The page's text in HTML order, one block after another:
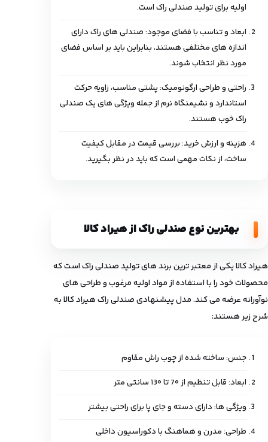
اولیه برای تولید صندلی راک است.
ابعاد و تناسب با فضای موجود: صندلی‌ های راک دارای
اندازه های مختلفی هستند، بنابراین باید بر اساس فضای
مورد نظر انتخاب شوند.
راحتی و طراحی ارگونومیک: پشتی مناسب، زاویه حرکت
استاندارد و نشیمنگاه نرم از جمله ویژگی ‌های یک صندلی
راک خوب هستند.
هزینه و ارزش خرید: بررسی قیمت در مقابل کیفیت
ساخت، از نکات مهمی است که باید در نظر بگیرید.
بهترین نوع صندلی راک از هیراد کالا
هیراد کالا یکی از معتبر ترین برند های تولید صندلی راک است که
محصولات خود را با استفاده از مواد اولیه مرغوب و طراحی های
نوآورانه عرضه می ‌کند. مدل پیشنهادی صندلی راک هیراد کالا به
شرح زیر هستند:
جنس: ساخته ‌شده از چوب راش مقاوم
ابعاد: قابل تنظیم از 7۰ تا ۱3۰ سانتی‌ متر
ویژگی ‌ها: دارای دسته و جای پا برای راحتی بیشتر
طراحی: مدرن و هماهنگ با دکوراسیون داخلی